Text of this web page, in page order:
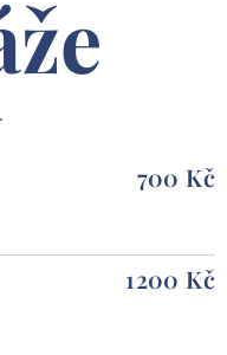
700 Kč
1200 Kč